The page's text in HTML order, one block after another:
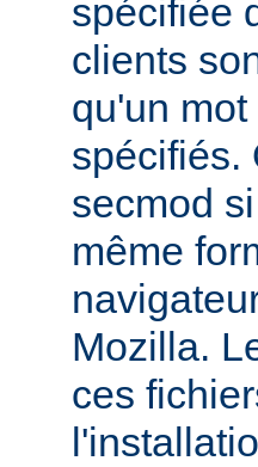
spécifiée
clients
qu'un
spécifiés.
secmod
même
Mozilla.
ces